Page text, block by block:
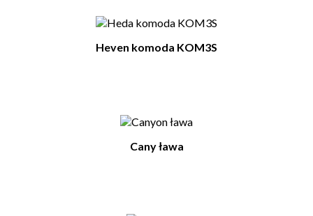
Heven komoda KOM3S
Cany ława